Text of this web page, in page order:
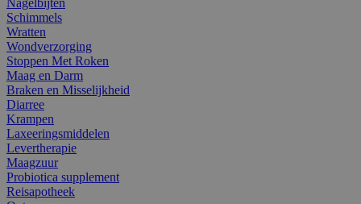
Schimmels
Wratten
Wondverzorging
Stoppen Met Roken
Maag en Darm
Braken en Misselijkheid
Diarree
Krampen
Laxeeringsmiddelen
Levertherapie
Maagzuur
Probiotica supplement
Reisapotheek